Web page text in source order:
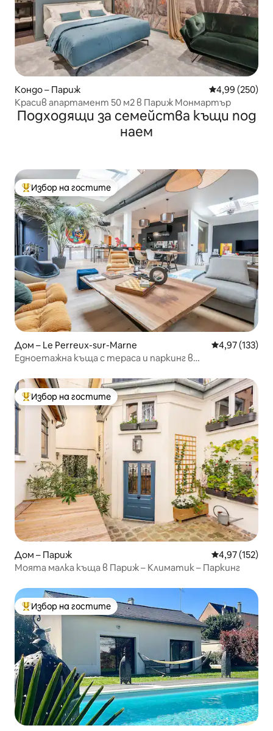
Кондо – Париж Средна
4,99 (250)
Красив апартамент 50 м2 в Париж Монмартър
Подходящи за семейства къщи под
наем
Най-популярен избор на гостите
Избор на гостите
Дом – Le Perreux-sur-Marne Средна
4,97 (133)
Едноетажна къща с тераса и паркинг в
Най-популярен избор на гостите
Избор на гостите
Дом – Париж Средна
4,97 (152)
Моята малка къща в Париж – Климатик – Паркинг
Най-популярен избор на гостите
Избор на гостите